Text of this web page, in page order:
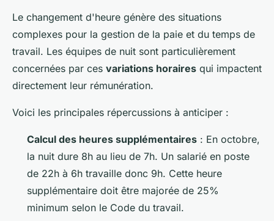
Le changement d'heure génère des situations
complexes pour la gestion de la paie et du temps de
travail. Les équipes de nuit sont particulièrement
concernées par ces variations horaires qui impactent
directement leur rémunération.
Voici les principales répercussions à anticiper :
Calcul des heures supplémentaires : En octobre,
la nuit dure 8h au lieu de 7h. Un salarié en poste
de 22h à 6h travaille donc 9h. Cette heure
supplémentaire doit être majorée de 25%
minimum selon le Code du travail.